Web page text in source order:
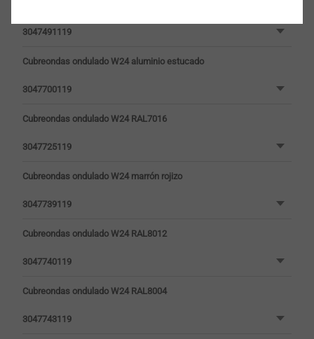
3047491119
Cubreondas ondulado W24 aluminio estucado
3047700119
Cubreondas ondulado W24 RAL7016
3047725119
Cubreondas ondulado W24 marrón rojizo
3047739119
Cubreondas ondulado W24 RAL8012
3047740119
Cubreondas ondulado W24 RAL8004
3047743119